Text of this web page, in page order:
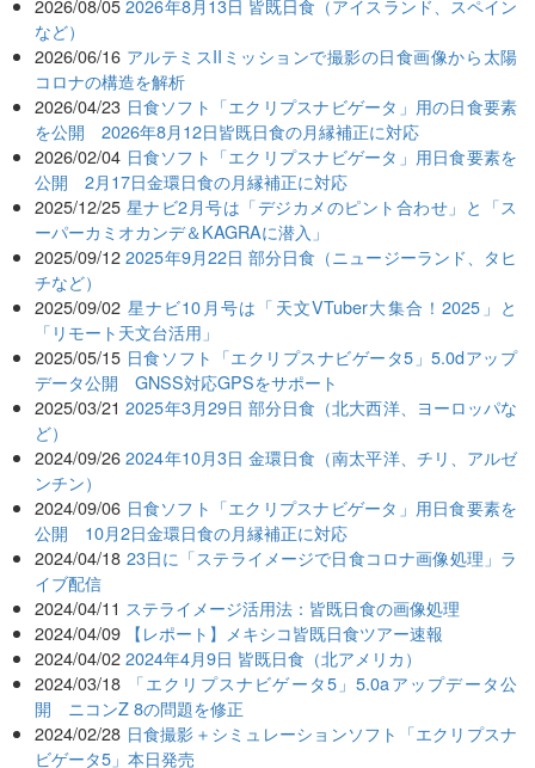
2026/08/05 2026年8月13日 皆既日食（アイスランド、スペイン
など）
2026/06/16 アルテミスIIミッションで撮影の日食画像から太陽
コロナの構造を解析
2026/04/23 日食ソフト「エクリプスナビゲータ」用の日食要素
を公開 2026年8月12日皆既日食の月縁補正に対応
2026/02/04 日食ソフト「エクリプスナビゲータ」用日食要素を
公開 2月17日金環日食の月縁補正に対応
2025/12/25 星ナビ2月号は「デジカメのピント合わせ」と「ス
ーパーカミオカンデ＆KAGRAに潜入」
2025/09/12 2025年9月22日 部分日食（ニュージーランド、タヒ
チなど）
2025/09/02 星ナビ10月号は「天文VTuber大集合！2025」と
「リモート天文台活用」
2025/05/15 日食ソフト「エクリプスナビゲータ5」5.0dアップ
データ公開 GNSS対応GPSをサポート
2025/03/21 2025年3月29日 部分日食（北大西洋、ヨーロッパな
ど）
2024/09/26 2024年10月3日 金環日食（南太平洋、チリ、アルゼ
ンチン）
2024/09/06 日食ソフト「エクリプスナビゲータ」用日食要素を
公開 10月2日金環日食の月縁補正に対応
2024/04/18 23日に「ステライメージで日食コロナ画像処理」ラ
イブ配信
2024/04/11 ステライメージ活用法：皆既日食の画像処理
2024/04/09 【レポート】メキシコ皆既日食ツアー速報
2024/04/02 2024年4月9日 皆既日食（北アメリカ）
2024/03/18
「エクリプスナビゲータ5」5.0aアップデータ公
開 ニコンZ 8の問題を修正
2024/02/28 日食撮影＋シミュレーションソフト「エクリプスナ
ビゲータ5」本日発売